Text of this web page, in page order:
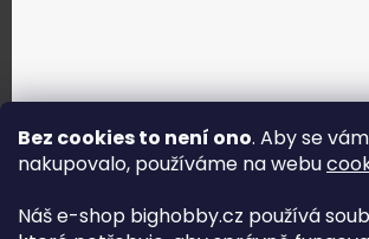
Bez cookies to není ono. Aby se
nakupovalo, používáme na webu
Náš e-shop bighobby.cz používá
Jak vybrat správné